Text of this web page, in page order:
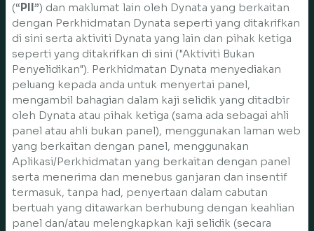
(“PII”) dan maklumat lain oleh Dynata yang berkaitan
dengan Perkhidmatan Dynata seperti yang ditakrifkan
di sini serta aktiviti Dynata yang lain dan pihak ketiga
seperti yang ditakrifkan di sini ("Aktiviti Bukan
Penyelidikan"). Perkhidmatan Dynata menyediakan
peluang kepada anda untuk menyertai panel,
mengambil bahagian dalam kaji selidik yang ditadbir
oleh Dynata atau pihak ketiga (sama ada sebagai ahli
panel atau ahli bukan panel), menggunakan laman web
yang berkaitan dengan panel, menggunakan
Aplikasi/Perkhidmatan yang berkaitan dengan panel
serta menerima dan menebus ganjaran dan insentif
termasuk, tanpa had, penyertaan dalam cabutan
bertuah yang ditawarkan berhubung dengan keahlian
panel dan/atau melengkapkan kaji selidik (secara